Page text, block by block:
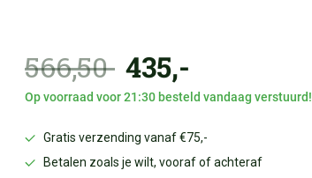
566,50 435,-
Op voorraad voor 21:30 besteld vandaag verstuurd!
Gratis verzending vanaf €75,-
Betalen zoals je wilt, vooraf of achteraf